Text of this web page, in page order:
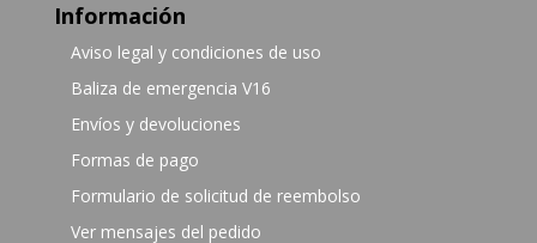
Información
Aviso legal y condiciones de uso
Baliza de emergencia V16
Envíos y devoluciones
Formas de pago
Formulario de solicitud de reembolso
Ver mensajes del pedido